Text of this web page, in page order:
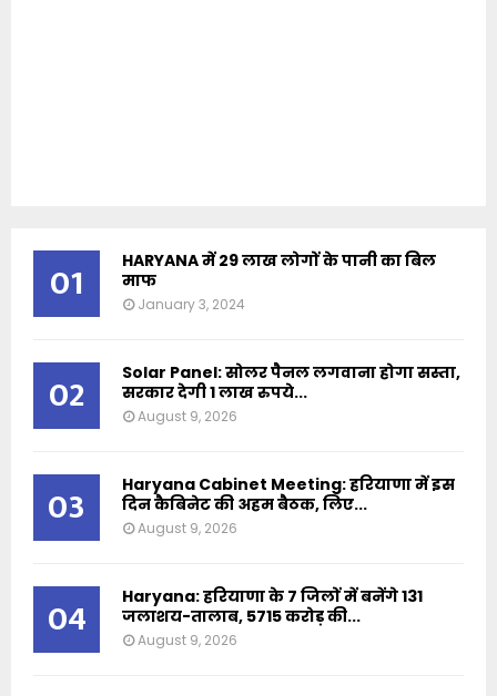
01
HARYANA में 29 लाख लोगों के पानी का बिल
माफ
January 3, 2024
02
Solar Panel: सोलर पैनल लगवाना होगा सस्ता,
सरकार देगी 1 लाख रुपये...
August 9, 2026
03
Haryana Cabinet Meeting: हरियाणा में इस
दिन कैबिनेट की अहम बैठक, लिए...
August 9, 2026
04
Haryana: हरियाणा के 7 जिलों में बनेंगे 131
जलाशय-तालाब, 5715 करोड़ की...
August 9, 2026